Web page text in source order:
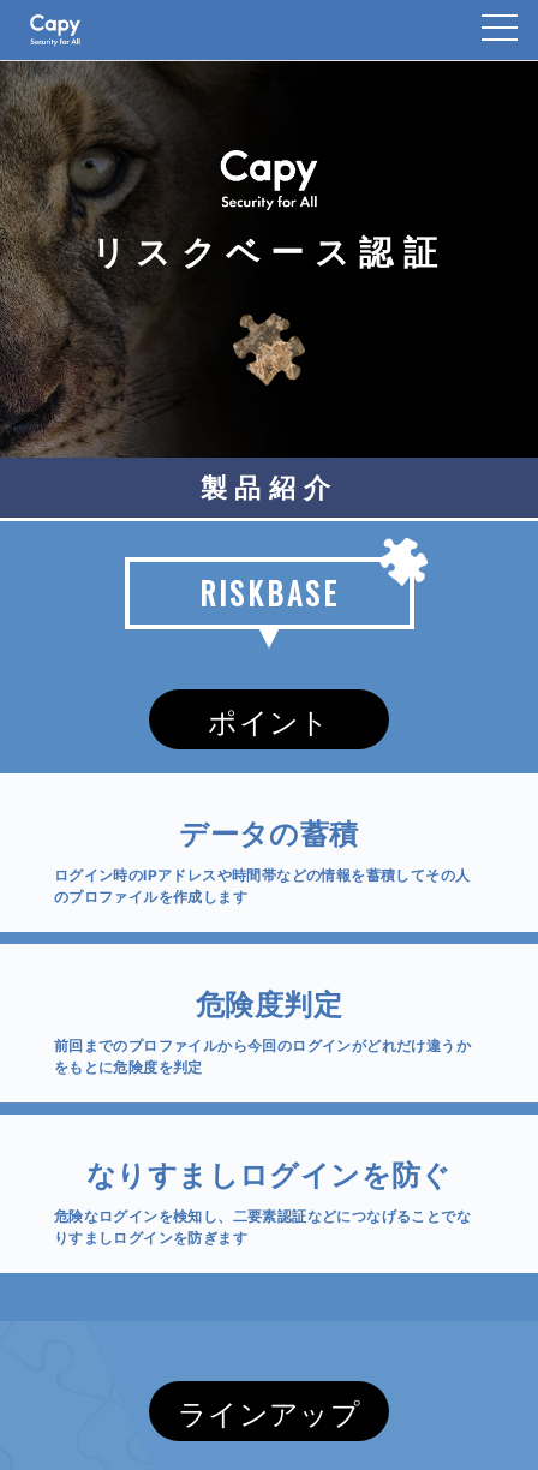
リスクベース認証
製品紹介
RISKBASE
ポイント
データの蓄積
ログイン時のIPアドレスや時間帯などの情報を蓄積してその人
のプロファイルを作成します
危険度判定
前回までのプロファイルから今回のログインがどれだけ違うか
をもとに危険度を判定
なりすましログインを防ぐ
危険なログインを検知し、二要素認証などにつなげることでな
りすましログインを防ぎます
ラインアップ